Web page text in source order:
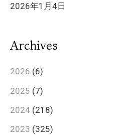
2026年1月4日
Archives
2026 (6)
2025 (7)
2024 (218)
2023 (325)